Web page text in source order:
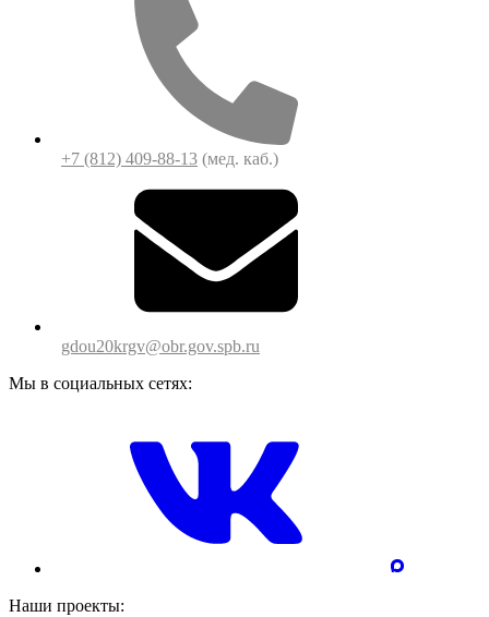
+7 (812) 409-88-13 (мед. каб.)
gdou20krgv@obr.gov.spb.ru
Мы в социальных сетях:
Наши проекты: